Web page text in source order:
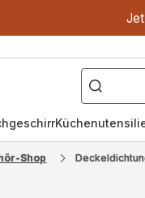
Fry","Pfanne"]
Shop